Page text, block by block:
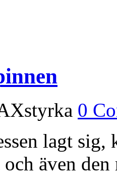
0
lagt
även den